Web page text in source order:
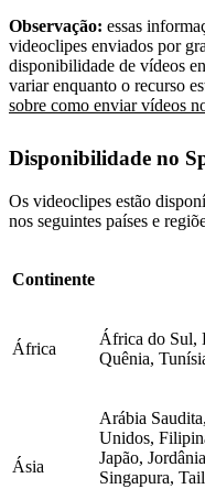
Observação: essas
videoclipes enviados por
disponibilidade de vídeos
variar enquanto o recurso
sobre como enviar vídeos
Disponibilidade no
Os videoclipes estão
nos seguintes países e
Continente
África
África do Sul,
Quênia,
Ásia
Arábia
Unidos,
Japão,
Singapura,